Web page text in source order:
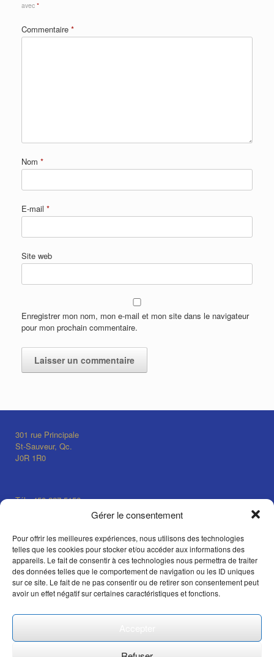
Gérer le consentement
Pour offrir les meilleures expériences, nous utilisons des technologies
telles que les cookies pour stocker et/ou accéder aux informations des
appareils. Le fait de consentir à ces technologies nous permettra de traiter
des données telles que le comportement de navigation ou les ID uniques
sur ce site. Le fait de ne pas consentir ou de retirer son consentement peut
avoir un effet négatif sur certaines caractéristiques et fonctions.
avec *
Commentaire *
Nom *
E-mail *
Site web
Enregistrer mon nom, mon e-mail et mon site dans le navigateur
pour mon prochain commentaire.
301 rue Principale
St-Sauveur, Qc.
J0R 1R0
Tél.: 450-227-5156
info@auclairdelalune.ca
Lundi au vendredi 10h @ 17h
Samedi et dimanche 10h @ 17h
x